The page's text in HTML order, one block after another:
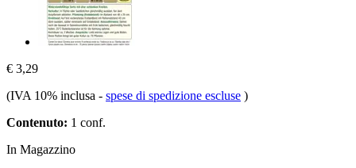
€ 3,29
(IVA 10% inclusa - spese di spedizione escluse )
Contenuto: 1 conf.
In Magazzino